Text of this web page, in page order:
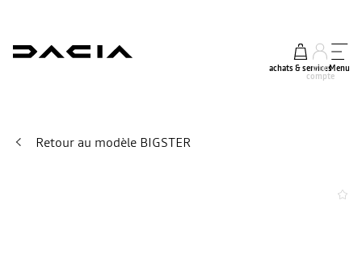
achats & services
mon
compte
Menu
Retour au modèle BIGSTER